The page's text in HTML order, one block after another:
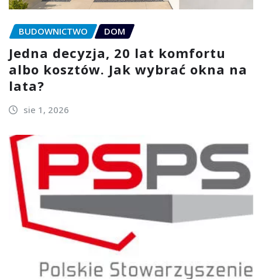
BUDOWNICTWO DOM
Jedna decyzja, 20 lat komfortu
albo kosztów. Jak wybrać okna na
lata?
sie 1, 2026